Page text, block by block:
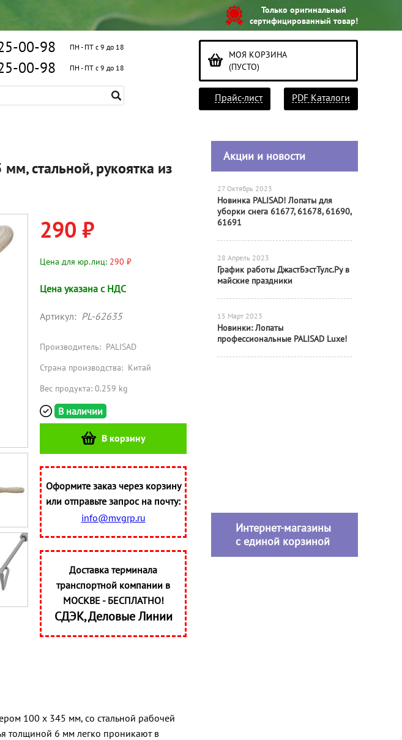
Только оригинальный
сертифицированный товар!
00-98 ПН - ПТ с 9 до 18
00-98 ПН - ПТ с 9 до 18
МОЯ КОРЗИНА
(ПУСТО)
Прайс-лист PDF Каталоги
стальной, рукоятка из
290 ₽
Цена для юр.лиц: 290 ₽
Цена указана с НДС
Артикул: PL-62635
Производитель: PALISAD
Страна производства: Китай
Вес продукта: 0.259 kg
В наличии
В корзину
Оформите заказ через корзину
или отправьте запрос на почту:
info@mvgrp.ru
Доставка терминала
транспортной компании в
МОСКВЕ - БЕСПЛАТНО!
СДЭК, Деловые Линии
100 x 345 мм, со стальной рабочей
толщиной 6 мм легко проникают в
Акции и новости
27 Октябрь 2023
Новинка PALISAD! Лопаты для
уборки снега 61677, 61678, 61690,
61691
28 Апрель 2023
График работы ДжастБэстТулс.Ру в
майские праздники
15 Март 2023
Новинки: Лопаты
профессиональные PALISAD Luxe!
Интернет-магазины
с единой корзиной